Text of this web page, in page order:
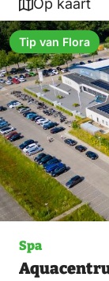
Op kaart
Spa
Tip van Flora